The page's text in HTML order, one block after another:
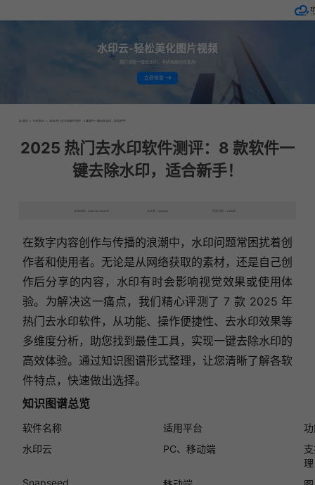
水印云-轻松美化图片视频
图片视频一键去水印，手机电脑均可使用
立即体验
首页 > 行业资讯 > 2025 热门去水印软件测评：8 款软件一键去除水印，适合新手！
2025 热门去水印软件测评：8 款软件一
键去除水印，适合新手！
发布日期：2025-08-29 09:35 发表者：qianqian 浏览次数：4626次
在数字内容创作与传播的浪潮中，水印问题常困扰着创
作者和使用者。无论是从网络获取的素材，还是自己创
作后分享的内容，水印有时会影响视觉效果或使用体
验。为解决这一痛点，我们精心评测了 7 款 2025 年
热门去水印软件，从功能、操作便捷性、去水印效果等
多维度分析，助您找到最佳工具，实现一键去除水印的
高效体验。通过知识图谱形式整理，让您清晰了解各软
件特点，快速做出选择。
知识图谱总览
软件名称 适用平台
水印云
PC、移动端
理
Snapseed